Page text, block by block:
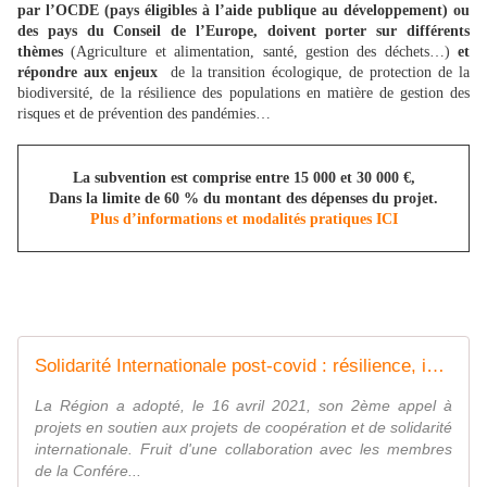
par l’OCDE (pays éligibles à l’aide publique au développement) ou
des pays du Conseil de l’Europe, doivent porter sur différents
thèmes(Agriculture et alimentation, santé, gestion des déchets…) et
répondre aux enjeuxde la transition écologique, de protection de la
biodiversité, de la résilience des populations en matière de gestion des
risques et de prévention des pandémies…
La subvention est comprise entre 15 000 et 30 000 €,
Dans la limite de 60 % du montant des dépenses du projet.
Plus d’informations et modalités pratiques ICI
Solidarité Internationale post-covid : résilience, inégalités sociales et dérèglement climatique | Region Centre-Val de Loire
La Région a adopté, le 16 avril 2021, son 2ème appel à
projets en soutien aux projets de coopération et de solidarité
internationale. Fruit d'une collaboration avec les membres
de la Confére...